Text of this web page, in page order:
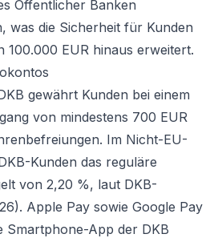
Öffentlicher Banken
was die Sicherheit für Kunden
100.000 EUR hinaus erweitert.
gewährt Kunden bei einem
von mindestens 700 EUR
Im Nicht-EU-
Kunden das reguläre
von 2,20 %, laut DKB-
Apple Pay sowie Google Pay
Smartphone-App der DKB